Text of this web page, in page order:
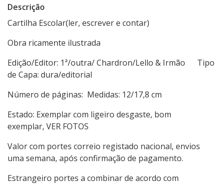
Descrição
Cartilha Escolar(ler, escrever e contar)
Obra ricamente ilustrada
Edição/Editor: 1ª/outra/ Chardron/Lello & Irmão Tipo
de Capa: dura/editorial
Número de páginas: Medidas: 12/17,8 cm
Estado: Exemplar com ligeiro desgaste, bom
exemplar, VER FOTOS
Valor com portes correio registado nacional, envios
uma semana, após confirmação de pagamento.
Estrangeiro portes a combinar de acordo com